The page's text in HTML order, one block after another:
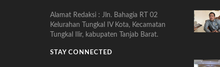
Alamat Redaksi : Jln. Bahagia RT 02
Kelurahan Tungkal IV Kota, Kecamatan
Tungkal Ilir, kabupaten Tanjab Barat.
STAY CONNECTED